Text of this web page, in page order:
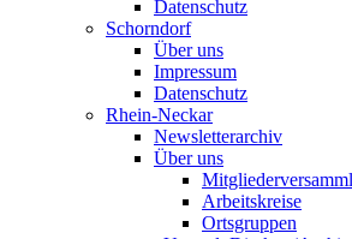
Datenschutz
Schorndorf
Über uns
Impressum
Datenschutz
Rhein-Neckar
Newsletterarchiv
Über uns
Arbeitskreise
Ortsgruppen